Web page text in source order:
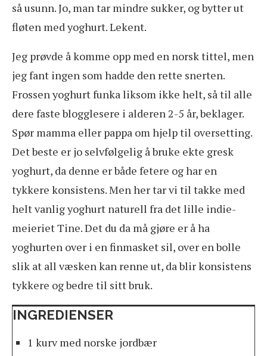
så usunn. Jo, man tar mindre sukker, og bytter ut
fløten med yoghurt. Lekent.
Jeg prøvde å komme opp med en norsk tittel, men
jeg fant ingen som hadde den rette snerten.
Frossen yoghurt funka liksom ikke helt, så til alle
dere faste blogglesere i alderen 2-5 år, beklager.
Spør mamma eller pappa om hjelp til oversetting.
Det beste er jo selvfølgelig å bruke ekte gresk
yoghurt, da denne er både fetere og har en
tykkere konsistens. Men her tar vi til takke med
helt vanlig yoghurt naturell fra det lille indie-
meieriet Tine. Det du da må gjøre er å ha
yoghurten over i en finmasket sil, over en bolle
slik at all væsken kan renne ut, da blir konsistens
tykkere og bedre til sitt bruk.
INGREDIENSER
1 kurv med norske jordbær